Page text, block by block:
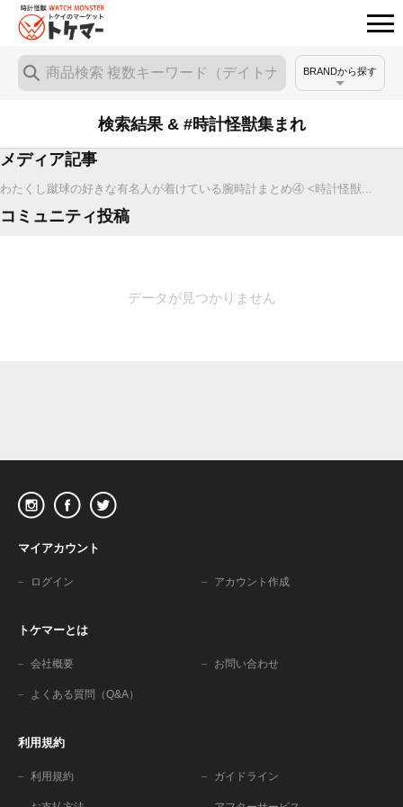
BRANDから探す
検索結果 & #時計怪獣集まれ
メディア記事
わたくし蹴球の好きな有名人が着けている腕時計まとめ④ <時計怪獣...
コミュニティ投稿
データが見つかりません
マイアカウント
ログイン アカウント作成
トケマーとは
会社概要 お問い合わせ
よくある質問（Q&A）
利用規約
利用規約 ガイドライン